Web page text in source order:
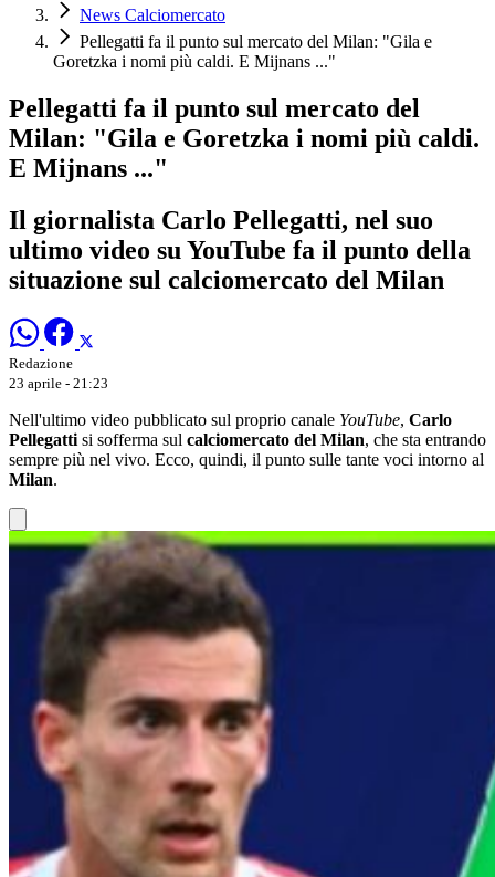
News Calciomercato
Pellegatti fa il punto sul mercato del Milan: "Gila e
Goretzka i nomi più caldi. E Mijnans ..."
Pellegatti fa il punto sul mercato del
Milan: "Gila e Goretzka i nomi più caldi.
E Mijnans ..."
Il giornalista Carlo Pellegatti, nel suo
ultimo video su YouTube fa il punto della
situazione sul calciomercato del Milan
Redazione
23 aprile - 21:23
Nell'ultimo video pubblicato sul proprio canale YouTube, Carlo
Pellegatti si sofferma sul calciomercato del Milan, che sta entrando
sempre più nel vivo. Ecco, quindi, il punto sulle tante voci intorno al
Milan.